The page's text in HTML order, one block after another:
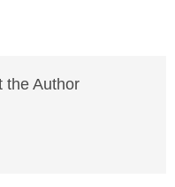
the Author